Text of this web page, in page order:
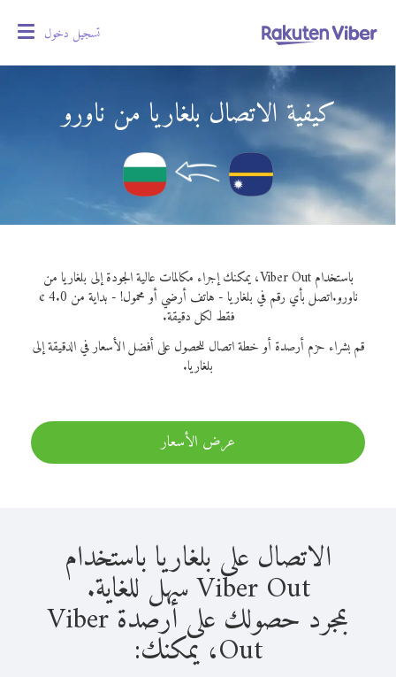
تسجيل دخول
كيفية الاتصال بلغاريا من ناورو
باستخدام Viber Out، يمكنك إجراء مكالمات عالية الجودة إلى بلغاريا من
ناورو.
اتصل بأي رقم في بلغاريا - هاتف أرضي أو محمول! - بداية من 4.0 ¢
فقط لكل دقيقة.
قم بشراء حزم أرصدة أو خطة اتصال للحصول على أفضل الأسعار في الدقيقة إلى
بلغاريا.
عرض الأسعار
الاتصال على بلغاريا باستخدام
Viber Out سهل للغاية.
بمجرد حصولك على أرصدة Viber
Out، يمكنك: